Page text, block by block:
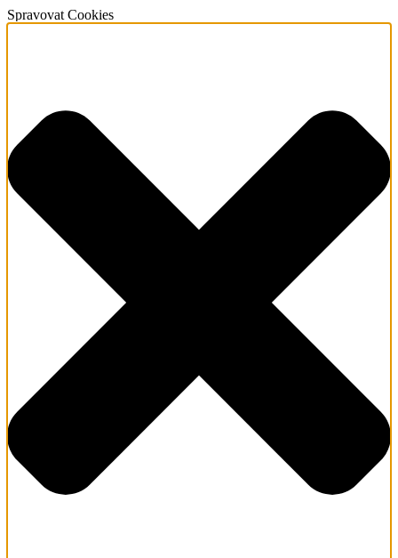
Spravovat Cookies